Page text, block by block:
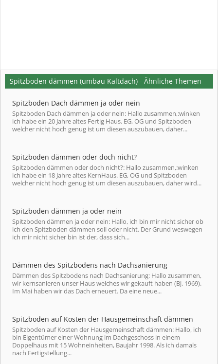
Spitzboden dämmen (umbau Kaltdach) - Ähnliche Themen
Spitzboden Dach dämmen ja oder nein
Spitzboden Dach dämmen ja oder nein: Hallo zusammen,:winken
ich habe ein 20 Jahre altes Fertig Haus. EG, OG und Spitzboden
welcher nicht hoch genug ist um diesen auszubauen, daher...
Spitzboden dämmen oder doch nicht?
Spitzboden dämmen oder doch nicht?: Hallo zusammen,:winken
ich habe ein 18 Jahre altes KernHaus. EG, OG und Spitzboden
welcher nicht hoch genug ist um diesen auszubauen, daher wird...
Spitzboden dämmen ja oder nein
Spitzboden dämmen ja oder nein: Hallo, ich bin mir nicht sicher ob
ich den Spitzboden dämmen soll oder nicht. Der Grund weswegen
ich mir nicht sicher bin ist der, dass sich...
Dämmen des Spitzbodens nach Dachsanierung
Dämmen des Spitzbodens nach Dachsanierung: Hallo zusammen,
wir kernsanieren unser Haus welches wir gekauft haben (Bj. 1969).
Im Mai haben wir das Dach erneuert. Da eine neue...
Spitzboden auf Kosten der Hausgemeinschaft dämmen
Spitzboden auf Kosten der Hausgemeinschaft dämmen: Hallo, ich
bin Eigentümer einer Wohnung im Dachgeschoss in einem
Doppelhaus mit 15 Wohneinheiten, Baujahr 1998. Als ich damals
nach Fertigstellung...